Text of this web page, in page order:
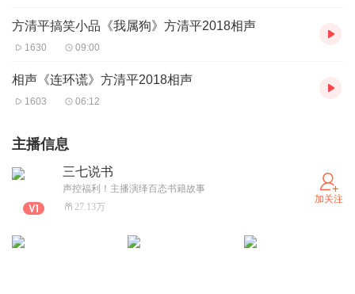
方清平搞笑小品《我属狗》方清平2018相声
1630 09:00
相声《连环谎》方清平2018相声
1603 06:12
主播信息
三七说书
声控福利！主播演绎百态书籍故事
27.13万
加关注